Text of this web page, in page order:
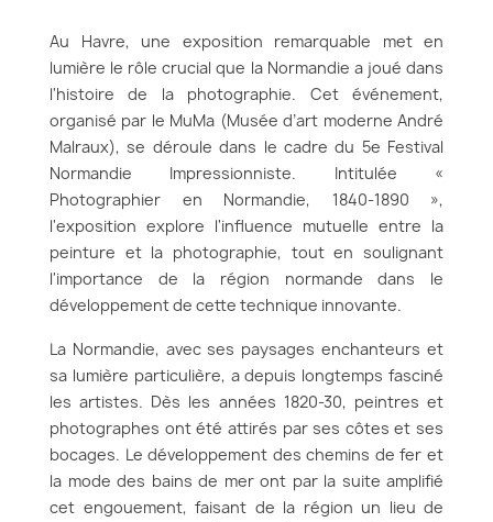
Au Havre, une exposition remarquable met en
lumière le rôle crucial que la Normandie a joué dans
l'histoire de la photographie. Cet événement,
organisé par le MuMa (Musée d’art moderne André
Malraux), se déroule dans le cadre du 5e Festival
Normandie Impressionniste. Intitulée «
Photographier en Normandie, 1840-1890 »,
l'exposition explore l'influence mutuelle entre la
peinture et la photographie, tout en soulignant
l'importance de la région normande dans le
développement de cette technique innovante.
La Normandie, avec ses paysages enchanteurs et
sa lumière particulière, a depuis longtemps fasciné
les artistes. Dès les années 1820-30, peintres et
photographes ont été attirés par ses côtes et ses
bocages. Le développement des chemins de fer et
la mode des bains de mer ont par la suite amplifié
cet engouement, faisant de la région un lieu de